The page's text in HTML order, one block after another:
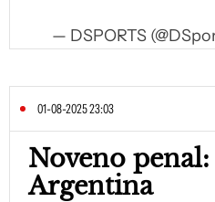
— DSPORTS
01-08-2025 23:03
Noveno
Argentina